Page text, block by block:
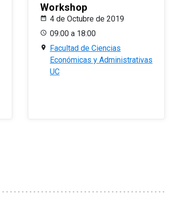
Workshop
4 de Octubre de 2019
09:00 a 18:00
Facultad de Ciencias
Económicas y Administrativas
UC